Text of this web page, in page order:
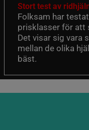
Stort test av
Folksam har
prisklasser för att
Det visar sig vara
mellan de olika
bäst.